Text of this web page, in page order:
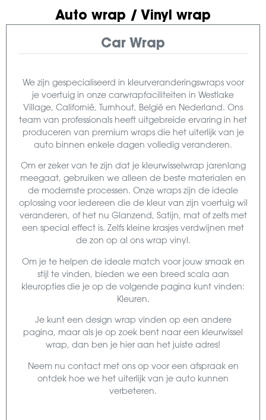
Auto wrap / Vinyl wrap
Car Wrap
We zijn gespecialiseerd in kleurveranderingswraps voor
je voertuig in onze carwrapfaciliteiten in Westlake
Village, Californië, Turnhout, België en Nederland. Ons
team van professionals heeft uitgebreide ervaring in het
produceren van premium wraps die het uiterlijk van je
auto binnen enkele dagen volledig veranderen.
Om er zeker van te zijn dat je kleurwisselwrap jarenlang
meegaat, gebruiken we alleen de beste materialen en
de modernste processen. Onze wraps zijn de ideale
oplossing voor iedereen die de kleur van zijn voertuig wil
veranderen, of het nu Glanzend, Satijn, mat of zelfs met
een special effect is. Zelfs kleine krasjes verdwijnen met
de zon op al ons wrap vinyl.
Om je te helpen de ideale match voor jouw smaak en
stijl te vinden, bieden we een breed scala aan
kleuropties die je op de volgende pagina kunt vinden:
Kleuren.
Je kunt een design wrap vinden op een andere
pagina, maar als je op zoek bent naar een kleurwissel
wrap, dan ben je hier aan het juiste adres!
Neem nu contact met ons op voor een afspraak en
ontdek hoe we het uiterlijk van je auto kunnen
verbeteren.